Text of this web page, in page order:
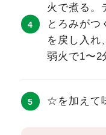
火で煮る。
とろみがつ
を戻し入れ
弱火で1〜2
☆を加えて